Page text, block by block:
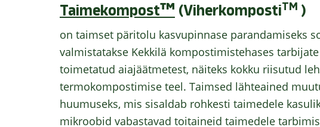
Taimekompost™ (ViherkompostiTM )
on taimset päritolu kasvupinnase parandamiseks
valmistatakse Kekkilä kompostimistehases
toimetatud aiajäätmetest, näiteks kokku riisutud
termokompostimise teel. Taimsed lähteained
huumuseks, mis sisaldab rohkesti taimedele
mikroobid vabastavad toitaineid taimedele